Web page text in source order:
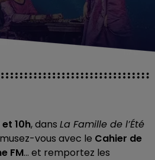
et 10h, dans La Famille de l’Été
vous avec le Cahier de
FM… et remportez les